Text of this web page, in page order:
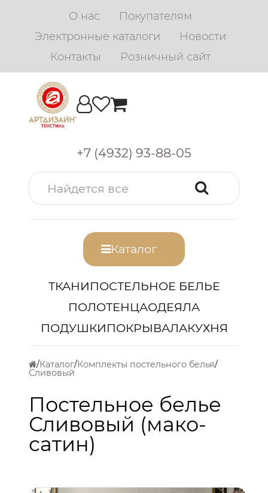
О нас
Покупателям
Электронные каталоги
Новости
Контакты
Розничный сайт
+7 (4932) 93-88-05
Каталог
ТКАНИПОСТЕЛЬНОЕ БЕЛЬЕ
ПОЛОТЕНЦАОДЕЯЛА
ПОДУШКИПОКРЫВАЛАКУХНЯ
Каталог Комплекты постельного белья
Сливовый
Постельное белье
Сливовый (мако-
сатин)